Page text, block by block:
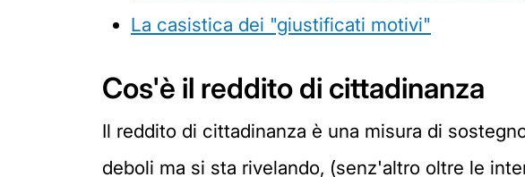
La casistica dei "giustificati motivi"
Cos'è il reddito di cittadinanza
Il reddito di cittadinanza è una misura di
deboli ma si sta rivelando, (senz'altro oltre le